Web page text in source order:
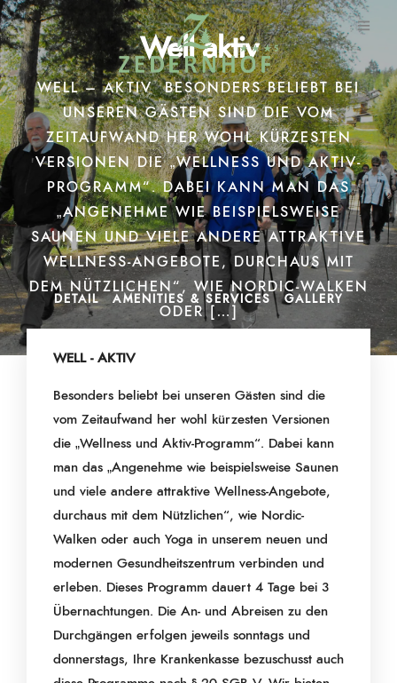
Well aktiv
WELL – AKTIV BESONDERS BELIEBT BEI
UNSEREN GÄSTEN SIND DIE VOM
ZEITAUFWAND HER WOHL KÜRZESTEN
VERSIONEN DIE „WELLNESS UND AKTIV-
PROGRAMM“. DABEI KANN MAN DAS
„ANGENEHME WIE BEISPIELSWEISE
SAUNEN UND VIELE ANDERE ATTRAKTIVE
WELLNESS-ANGEBOTE, DURCHAUS MIT
DEM NÜTZLICHEN“, WIE NORDIC-WALKEN
ODER […]
DETAIL AMENITIES & SERVICES GALLERY
WELL - AKTIV
Besonders beliebt bei unseren Gästen sind die
vom Zeitaufwand her wohl kürzesten Versionen
die „Wellness und Aktiv-Programm“. Dabei kann
man das „Angenehme wie beispielsweise Saunen
und viele andere attraktive Wellness-Angebote,
durchaus mit dem Nützlichen“, wie Nordic-
Walken oder auch Yoga in unserem neuen und
modernen Gesundheitszentrum verbinden und
erleben. Dieses Programm dauert 4 Tage bei 3
Übernachtungen. Die An- und Abreisen zu den
Durchgängen erfolgen jeweils sonntags und
donnerstags, Ihre Krankenkasse bezuschusst auch